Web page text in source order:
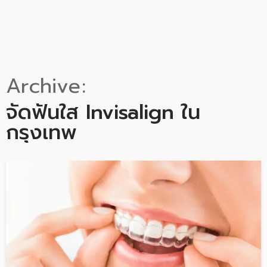
Archive
จัดฟันใส Invisalign ใน
กรุงเทพ